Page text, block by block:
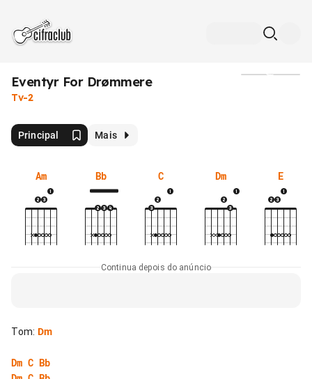
Eventyr For Drømmere
Tv-2
Principal Mais
Am Bb C Dm E
Continua depois do anúncio
Tom: Dm
Dm C Bb